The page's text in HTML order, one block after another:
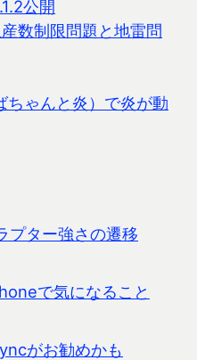
公開
数制限問題と地雷問
ちゃんと炎）で炎が動
プター強さの遷移
で気になること
がお勧めかも